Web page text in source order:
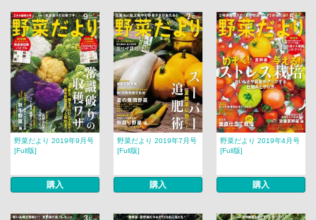
野菜だより 2019年9月号
[Full版]
購入
野菜だより 2019年7月号
[Full版]
購入
野菜だより 2019年4月号
[Full版]
購入